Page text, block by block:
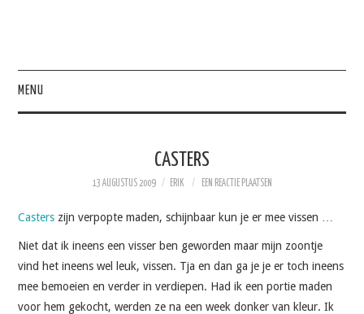
MENU
PRODUCTIVITEIT
CASTERS
13 AUGUSTUS 2009 ERIK EEN REACTIE PLAATSEN
Casters zijn verpopte maden, schijnbaar kun je er mee vissen …
Niet dat ik ineens een visser ben geworden maar mijn zoontje
vind het ineens wel leuk, vissen. Tja en dan ga je je er toch ineens
mee bemoeien en verder in verdiepen. Had ik een portie maden
voor hem gekocht, werden ze na een week donker van kleur. Ik